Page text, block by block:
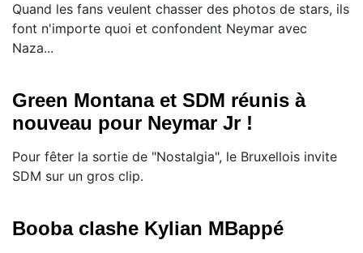
Quand les fans veulent chasser des photos de stars, ils
font n'importe quoi et confondent Neymar avec
Naza...
Green Montana et SDM réunis à
nouveau pour Neymar Jr !
Pour fêter la sortie de "Nostalgia", le Bruxellois invite
SDM sur un gros clip.
Booba clashe Kylian MBappé